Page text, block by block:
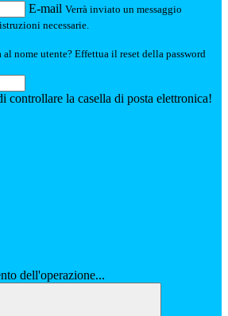
E-mail Verrà inviato un messaggio
necessarie.
nome utente? Effettua il reset della password
controllare la casella di posta elettronica!
dell'operazione...